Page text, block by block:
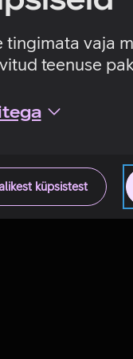
tingimata vaja
teenuse
küpsistest